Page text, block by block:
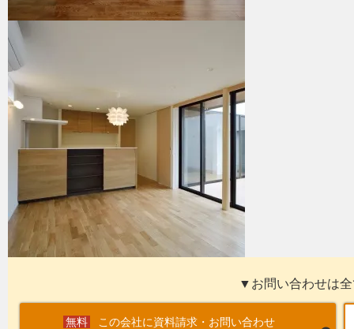
▼お問い合わせは
この会社に資料請求・お問い合わせ